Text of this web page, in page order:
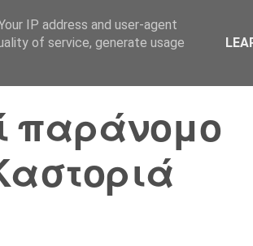
Ελλάδα Συνδικαλισμός Σ.Α.
παράνομο
IP address and user-agent
of service, generate usage